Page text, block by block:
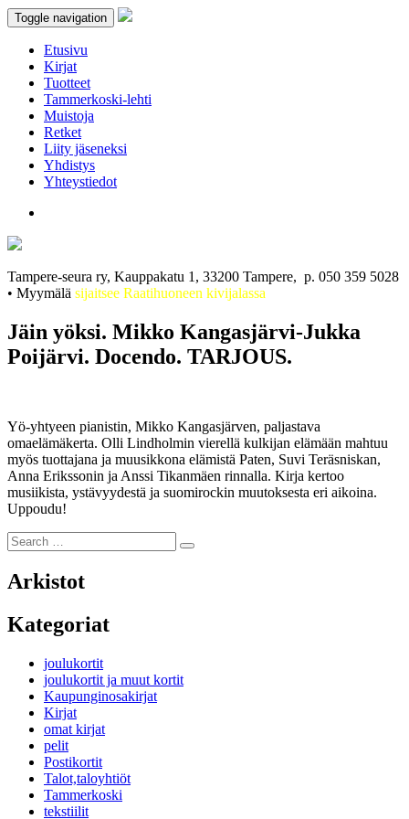
Toggle navigation
Etusivu
Kirjat
Tuotteet
Tammerkoski-lehti
Muistoja
Retket
Liity jäseneksi
Yhdistys
Yhteystiedot
Tampere-seura ry, Kauppakatu 1, 33200 Tampere, p. 050 359 5028
• Myymälä sijaitsee Raatihuoneen kivijalassa
Jäin yöksi. Mikko Kangasjärvi-Jukka
Poijärvi. Docendo. TARJOUS.
Yö-yhtyeen pianistin, Mikko Kangasjärven, paljastava
omaelämäkerta. Olli Lindholmin vierellä kulkijan elämään mahtuu
myös tuottajana ja muusikkona elämistä Paten, Suvi Teräsniskan,
Anna Erikssonin ja Anssi Tikanmäen rinnalla. Kirja kertoo
musiikista, ystävyydestä ja suomirockin muutoksesta eri aikoina.
Uppoudu!
Search
for:
Search
Arkistot
Kategoriat
joulukortit
joulukortit ja muut kortit
Kaupunginosakirjat
Kirjat
omat kirjat
pelit
Postikortit
Talot,taloyhtiöt
Tammerkoski
tekstiilit